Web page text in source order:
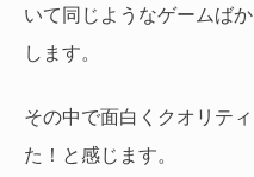
いて同じようなゲームば
します。
その中で面白くクオリテ
た！と感じます。